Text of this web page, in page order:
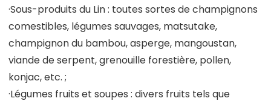
·Sous-produits du Lin : toutes sortes de champignons
comestibles, légumes sauvages, matsutake,
champignon du bambou, asperge, mangoustan,
viande de serpent, grenouille forestière, pollen,
konjac, etc. ;
·Légumes fruits et soupes : divers fruits tels que